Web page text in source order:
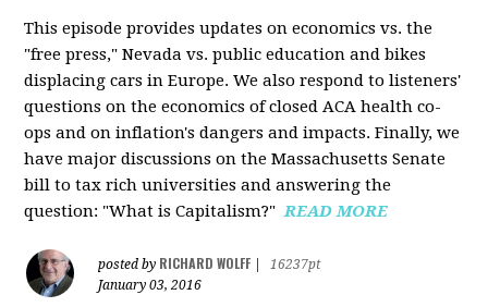
This episode provides updates on economics vs. the
"free press," Nevada vs. public education and bikes
displacing cars in Europe. We also respond to listeners'
questions on the economics of closed ACA health co-
ops and on inflation's dangers and impacts. Finally, we
have major discussions on the Massachusetts Senate
bill to tax rich universities and answering the
question: "What is Capitalism?"READ MORE
posted by RICHARD WOLFF
16237pt
January 03, 2016